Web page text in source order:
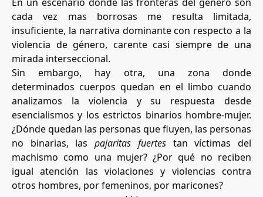
cada vez mas borrosas me resulta limitada,
insuficiente, la narrativa dominante con respecto a la
violencia de género, carente casi siempre de una
mirada interseccional.
Sin embargo, hay otra, una zona donde
determinados cuerpos quedan en el limbo cuando
analizamos la violencia y su respuesta desde
esencialismos y los estrictos binarios hombre-mujer.
¿Dónde quedan las personas que fluyen, las personas
no binarias, laspajaritas fuertestan víctimas del
machismo como una mujer? ¿Por qué no reciben
igual atención las violaciones y violencias contra
otros hombres, por femeninos, por maricones?